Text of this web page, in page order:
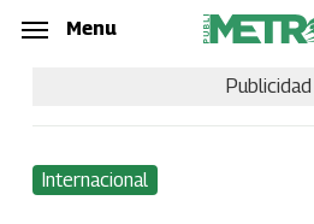
Skip
content
Menu
Publicidad
Internacional
Menu